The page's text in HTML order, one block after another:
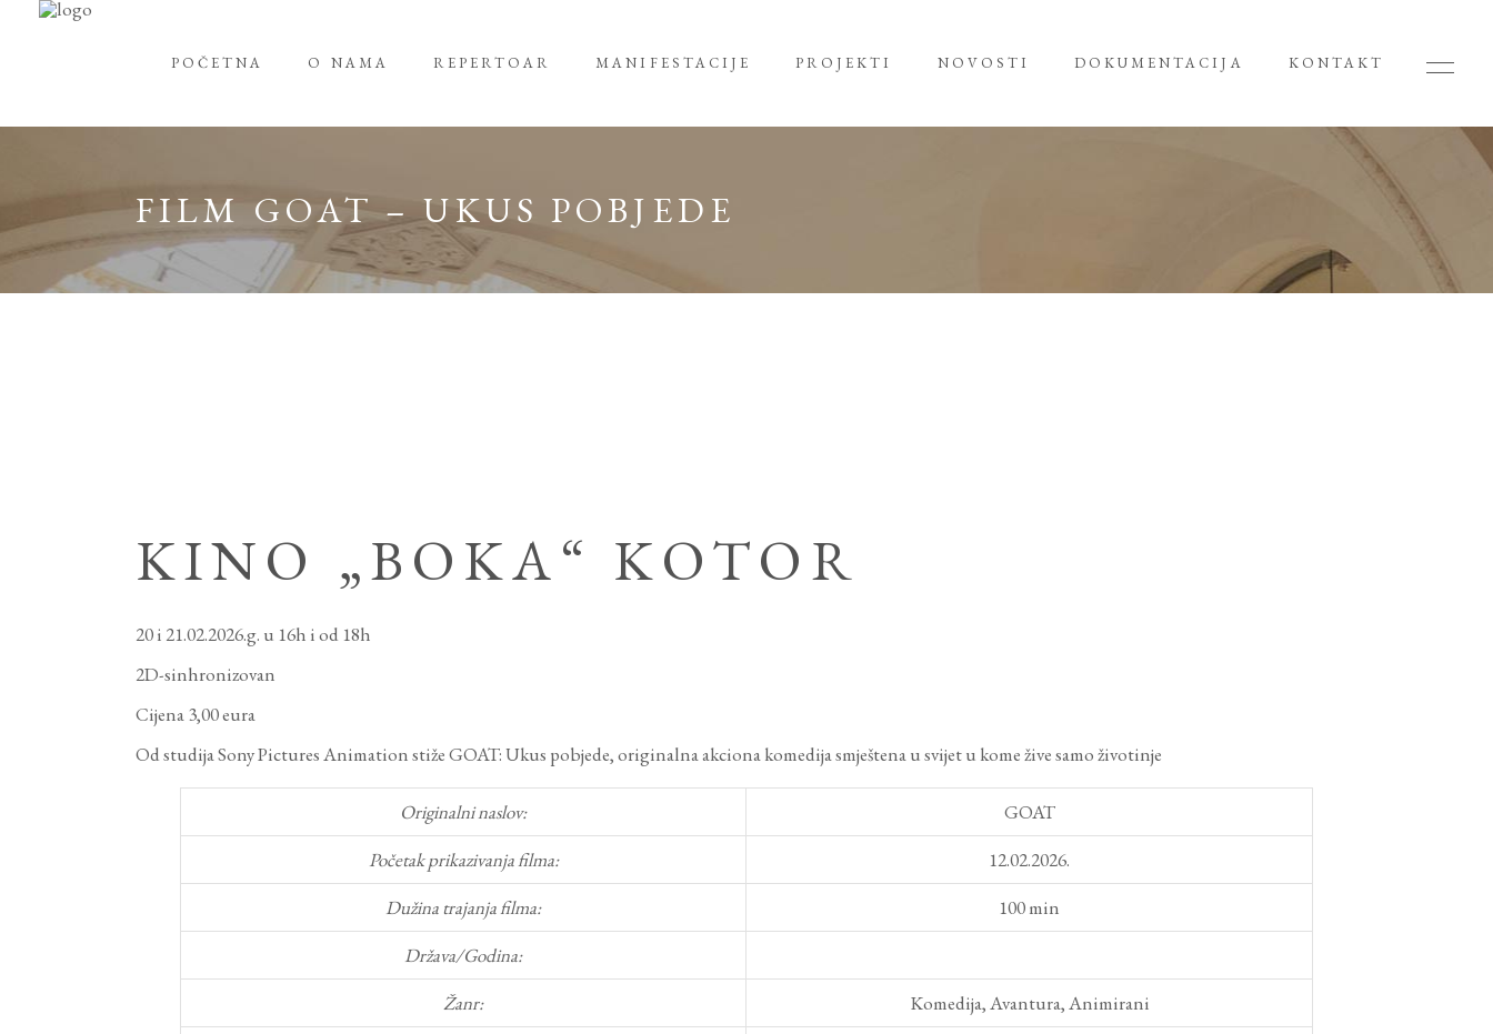
POČETNA O NAMA REPERTOAR MANIFESTACIJE PROJEKTI NOVOSTI DOKUMENTACIJA KONTAKT
FILM GOAT – UKUS POBJEDE
KINO „BOKA“ KOTOR
20 i 21.02.2026.g. u 16h i od 18h
2D-sinhronizovan
Cijena 3,00 eura
Od studija Sony Pictures Animation stiže GOAT: Ukus pobjede, originalna akciona komedija smještena u svijet u kome žive samo životinje
Originalni naslov:
GOAT
Početak prikazivanja filma:
12.02.2026.
Dužina trajanja filma:
100 min
Država/Godina:
Žanr:
Komedija, Avantura, Animirani